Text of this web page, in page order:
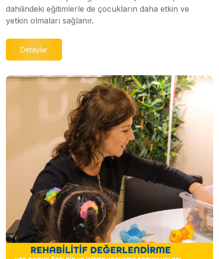
dahilindeki eğitimlerle de çocukların daha etkin ve
yetkin olmaları sağlanır.
Detaylar